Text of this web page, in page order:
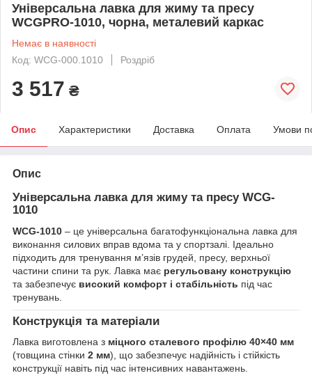
Універсальна лавка для жиму та пресу
WCGPRO-1010, чорна, металевий каркас
Немає в наявності
Код: WCG-000.1010
Роздріб
3 517 ₴
Опис Характеристики Доставка Оплата Умови
Опис
Універсальна лавка для жиму та пресу WCG-
1010
WCG-1010 – це універсальна багатофункціональна лавка для
виконання силових вправ вдома та у спортзалі. Ідеально
підходить для тренування м’язів грудей, пресу, верхньої
частини спини та рук. Лавка має регульовану конструкцію
та забезпечує високий комфорт і стабільність під час
тренувань.
Конструкція та матеріали
Лавка виготовлена з міцного сталевого профілю 40×40 мм
(товщина стінки 2 мм), що забезпечує надійність і стійкість
конструкції навіть під час інтенсивних навантажень.